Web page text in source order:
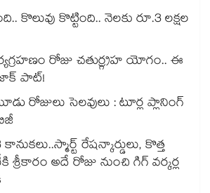
కొలువు కొట్టింది.. నెలకు రూ.3 లక్షల
రోజు చతుర్గ్రహ యోగం.. ఈ
పాట్!
రోజులు సెలవులు : టూర్ల ప్లానింగ్
కానుకలు..స్మార్ట్ రేషన్కార్డులు, కొత్త
శ్రీకారం అదే రోజు నుంచి గిగ్ వర్కర్ల